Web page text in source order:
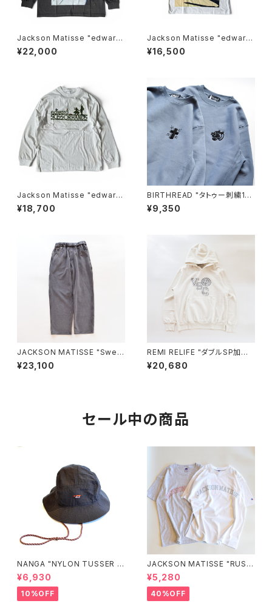
Jackson Matisse "edward
SCISSORHANDS POSTER L
ongsleeve Tee"
¥22,000
Jackson Matisse "edward
SCISSORHANDS Face Te
e"
¥16,500
Jackson Matisse "edward
SCISSORHANDS Longslee
ve Tee"
¥18,700
BIRTHREAD "タトゥー刺繍12.
7ozクルーネックスウェット"
¥9,350
JACKSON MATISSE "Sweat
PAINTER Pants"
¥23,100
REMI RELIFE "ダブルSP加工
裏毛クルー(VSC)"
¥20,680
セール中の商品
NANGA "NYLON TUSSER S
UNSHADE HAT"
¥6,930
10%OFF
JACKSON MATISSE "RUSS
ELL ATHLETIC×JM Logo T
ee"
¥5,280
40%OFF